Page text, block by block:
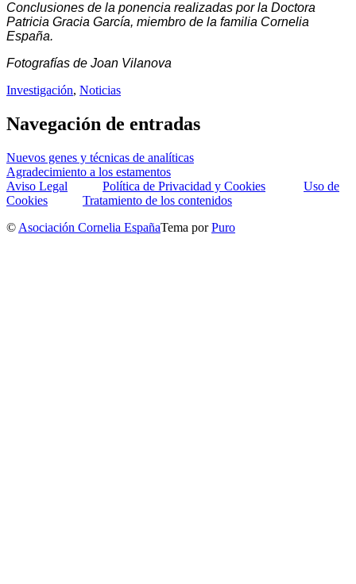
Conclusiones de la ponencia realizadas por la Doctora
Patricia Gracia García, miembro de la familia Cornelia
España.
Fotografías de Joan Vilanova
Investigación, Noticias
Navegación de entradas
Nuevos genes y técnicas de analíticas
Agradecimiento a los estamentos
Aviso Legal
Política de Privacidad y Cookies
Uso de
Cookies
Tratamiento de los contenidos
© Asociación Cornelia EspañaTema porPuro